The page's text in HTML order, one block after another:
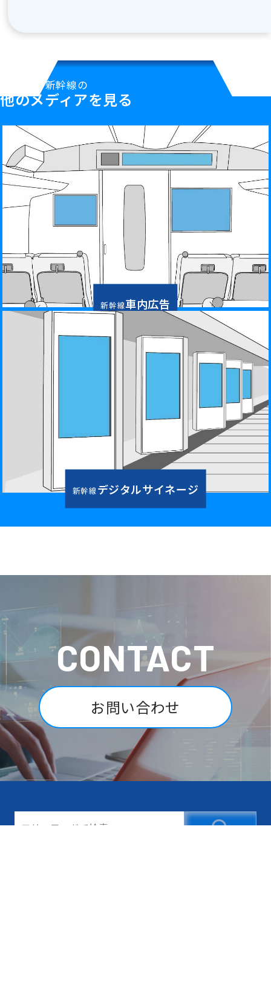
新幹線の
他のメディアを見る
新幹線車内広告
新幹線デジタルサイネージ
CONTACT
お問い合わせ